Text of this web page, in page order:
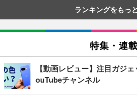
ランキングをもっ
特集・連載
【動画レビュー】注目ガジ
ouTubeチャンネル